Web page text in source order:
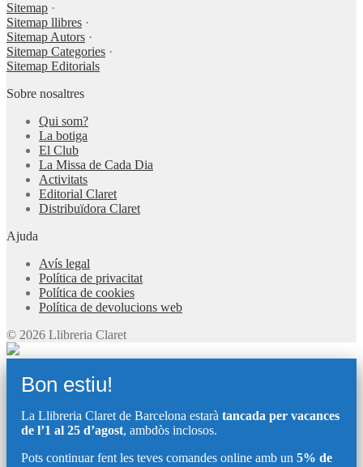
Sitemap ·
Sitemap llibres ·
Sitemap Autors ·
Sitemap Categories ·
Sitemap Editorials
Sobre nosaltres
Qui som?
La botiga
El Club
La Missa de Cada Dia
Activitats
Editorial Claret
Distribuïdora Claret
Ajuda
Avís legal
Política de privacitat
Política de cookies
Política de devolucions web
© 2026 Llibreria Claret
Bon estiu!
La Llibreria Claret de Barcelona estarà tancada per vacances
de l’1 al 25 d’agost, ambdòs inclosos.
Pots continuar fent les teves comandes online amb un 5% de